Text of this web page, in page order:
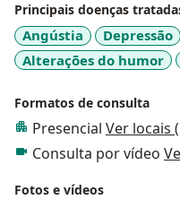
Principais doenças
Angústia Depressão
Alterações do humor
Formatos de consulta
Presencial Ver locais
Consulta por vídeo
Fotos e vídeos